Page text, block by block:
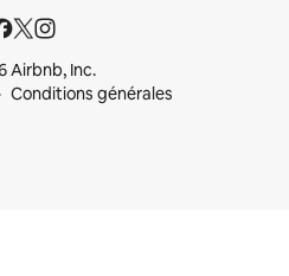
Airbnb, Inc.
Conditions générales